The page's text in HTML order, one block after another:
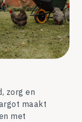
zorg en
maakt
met